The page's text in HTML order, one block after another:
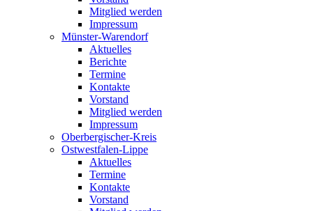
Mitglied werden
Impressum
Münster-Warendorf
Aktuelles
Berichte
Termine
Kontakte
Vorstand
Mitglied werden
Impressum
Oberbergischer-Kreis
Ostwestfalen-Lippe
Aktuelles
Termine
Kontakte
Vorstand